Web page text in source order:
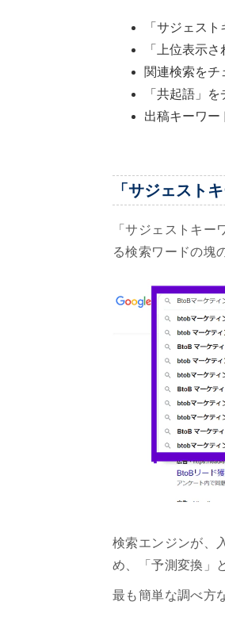
「サジェス
「上位表示
関連検索をチ
「共起語」
出稿キーワー
「サジェスト
「サジェストキ
る検索ワードの塊
検索エンジンが、
め、「予測変換」
最も簡単な調べ方